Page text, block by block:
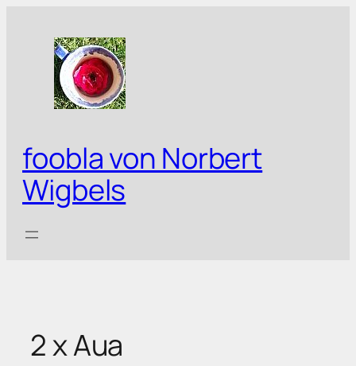
springen
foobla von Norbert
Wigbels
2 x Aua